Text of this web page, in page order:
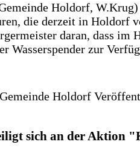
Holdorf,
die derzeit in Holdorf
daran, dass im
Wasserspender zur
Holdorf
sich an der Aktion